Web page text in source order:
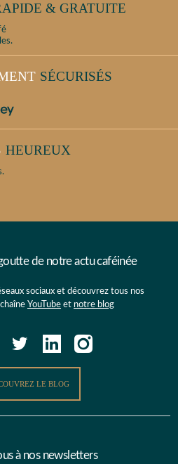
& GRATUITE
SÉCURISÉS
HEUREUX
de notre actu caféinée
sociaux et découvrez tous nos
YouTube et notre blog
LE BLOG
à nos newsletters